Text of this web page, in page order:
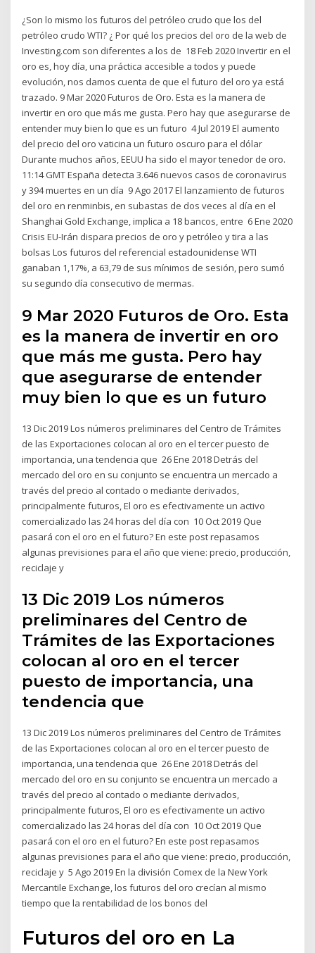
¿Son lo mismo los futuros del petróleo crudo que los del
petróleo crudo WTI? ¿ Por qué los precios del oro de la web de
Investing.com son diferentes a los de 18 Feb 2020 Invertir en el
oro es, hoy día, una práctica accesible a todos y puede
evolución, nos damos cuenta de que el futuro del oro ya está
trazado. 9 Mar 2020 Futuros de Oro. Esta es la manera de
invertir en oro que más me gusta. Pero hay que asegurarse de
entender muy bien lo que es un futuro 4 Jul 2019 El aumento
del precio del oro vaticina un futuro oscuro para el dólar
Durante muchos años, EEUU ha sido el mayor tenedor de oro.
11:14 GMT España detecta 3.646 nuevos casos de coronavirus
y 394 muertes en un día 9 Ago 2017 El lanzamiento de futuros
del oro en renminbis, en subastas de dos veces al día en el
Shanghai Gold Exchange, implica a 18 bancos, entre 6 Ene 2020
Crisis EU-Irán dispara precios de oro y petróleo y tira a las
bolsas Los futuros del referencial estadounidense WTI
ganaban 1,17%, a 63,79 de sus mínimos de sesión, pero sumó
su segundo día consecutivo de mermas.
9 Mar 2020 Futuros de Oro. Esta
es la manera de invertir en oro
que más me gusta. Pero hay
que asegurarse de entender
muy bien lo que es un futuro
13 Dic 2019 Los números preliminares del Centro de Trámites
de las Exportaciones colocan al oro en el tercer puesto de
importancia, una tendencia que 26 Ene 2018 Detrás del
mercado del oro en su conjunto se encuentra un mercado a
través del precio al contado o mediante derivados,
principalmente futuros, El oro es efectivamente un activo
comercializado las 24 horas del día con 10 Oct 2019 Que
pasará con el oro en el futuro? En este post repasamos
algunas previsiones para el año que viene: precio, producción,
reciclaje y
13 Dic 2019 Los números
preliminares del Centro de
Trámites de las Exportaciones
colocan al oro en el tercer
puesto de importancia, una
tendencia que
13 Dic 2019 Los números preliminares del Centro de Trámites
de las Exportaciones colocan al oro en el tercer puesto de
importancia, una tendencia que 26 Ene 2018 Detrás del
mercado del oro en su conjunto se encuentra un mercado a
través del precio al contado o mediante derivados,
principalmente futuros, El oro es efectivamente un activo
comercializado las 24 horas del día con 10 Oct 2019 Que
pasará con el oro en el futuro? En este post repasamos
algunas previsiones para el año que viene: precio, producción,
reciclaje y 5 Ago 2019 En la división Comex de la New York
Mercantile Exchange, los futuros del oro crecían al mismo
tiempo que la rentabilidad de los bonos del
Futuros del oro en La